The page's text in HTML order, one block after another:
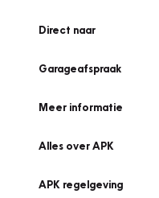
Direct naar
Garageafspraak
Meer informatie
Alles over APK
APK regelgeving